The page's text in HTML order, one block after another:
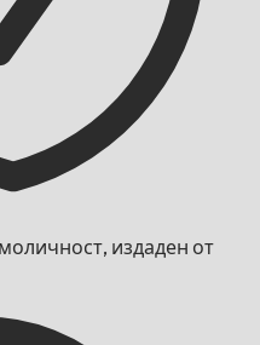
издаден от